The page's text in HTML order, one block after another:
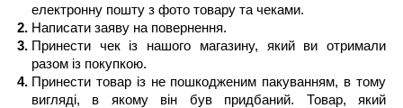
електронну пошту з фото товару та чеками.
Написати заяву на повернення.
Принести чек із нашого магазину, який ви отримали
разом із покупкою.
Принести товар із не пошкодженим пакуванням, в тому
вигляді, в якому він був придбаний. Товар, який